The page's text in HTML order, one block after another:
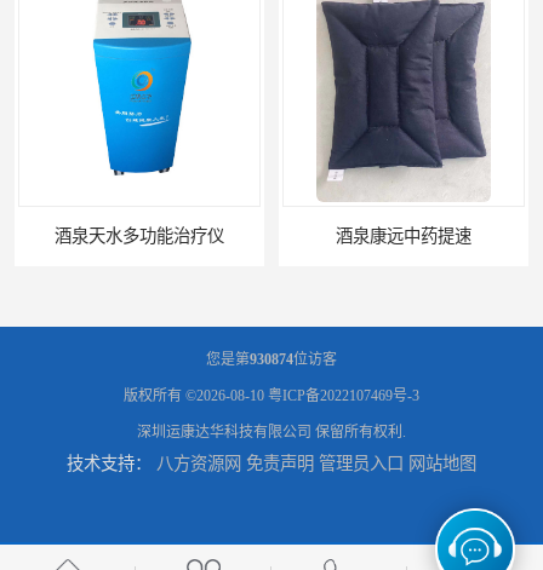
酒泉天水多功能治疗仪 酒泉康远中药提速
中药提速增效垫渗透液哪家好 兰州中药提速脉冲治疗仪
您是第930874位访客
版权所有 ©2026-08-10 粤ICP备2022107469号-3
深圳运康达华科技有限公司 保留所有权利.
技术支持： 八方资源网 免责声明 管理员入口 网站地图